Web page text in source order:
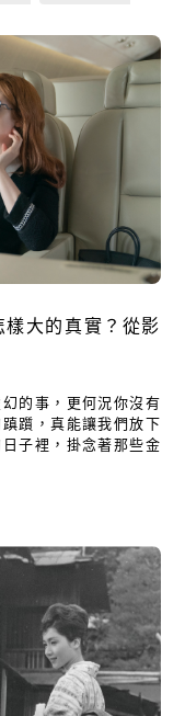
大的真實？從影
的事，更何況你沒有
躓，真能讓我們放下
子裡，掛念著那些金